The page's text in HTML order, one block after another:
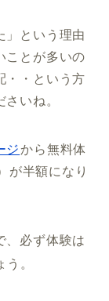
」という理由
ことが多いの
・・という方
いね。
ジから無料体
が半額になり
、必ず体験は
。